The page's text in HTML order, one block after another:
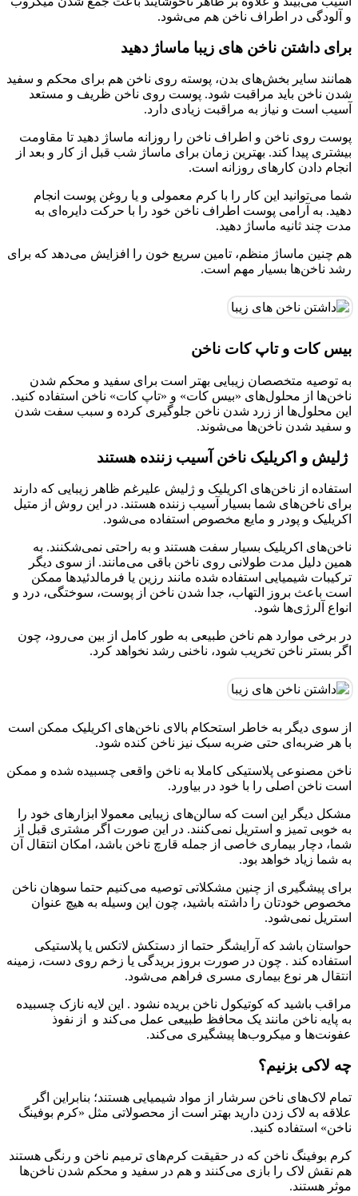
و آلودگی در اطراف ناخن هم می‌شود.
برای داشتن ناخن های زیبا ماساژ دهید
همانند سایر بخش‌های بدن، پوسته روی ناخن هم برای محکم و سفید
شدن ناخن باید مراقبت شود. پوست روی ناخن ظریف و مستعد
آسیب است و نیاز به مراقبت زیادی دارد.
پوست روی ناخن و اطراف ناخن را روزانه ماساژ دهید تا مقاومت
بیشتری پیدا کند. بهترین زمان برای ماساژ شب قبل از کار و بعد از
انجام دادن کارهای روزانه است.
شما می‌توانید این کار را با کرم معمولی و یا روغن پوست انجام
دهید. به آرامی پوست اطراف ناخن خود را با حرکت دایره‌ای به
مدت چند ثانیه ماساژ دهید.
هم چنین ماساژ منظم، تامین سریع خون را افزایش می‌دهد که برای
رشد ناخن‌ها بسیار مهم است.
بیس کات و تاپ کات ناخن
به توصیه متخصصان زیبایی بهتر است برای سفید و محکم شدن
ناخن‌ها از محلول‌های «بیس کات» و «تاپ کات» ناخن استفاده کنید.
این محلول‌ها از زرد شدن ناخن جلوگیری کرده و سبب سفت شدن
و سفید شدن ناخن‌ها می‌شوند.
ژلیش و اکریلیک ناخن آسیب زننده هستند
استفاده از ناخن‌های اکریلیک و ژلیش علیرغم ظاهر زیبایی که دارند
برای ناخن‌های شما بسیار آسیب زننده هستند. در این روش از متیل
اکریلیک و پودر و مایع مخصوص استفاده می‌شود.
ناخن‌های اکریلیک بسیار سفت هستند و به راحتی نمی‌شکنند. به
همین دلیل مدت طولانی روی ناخن باقی می‌مانند. از سوی دیگر
ترکیبات شیمیایی استفاده شده مانند رزین یا فرمالدئیدها ممکن
است باعث بروز التهاب، جدا شدن ناخن از پوست، سوختگی، درد و
انواع آلرژی‌ها شود.
در برخی موارد هم ناخن طبیعی به طور کامل از بین می‌رود، چون
اگر بستر ناخن تخریب شود، ناخنی رشد نخواهد کرد.
از سوی دیگر به خاطر استحکام بالای ناخن‌های اکریلیک ممکن است
با هر ضربه‌ای حتی ضربه سبک نیز ناخن کنده شود.
ناخن مصنوعی پلاستیکی کاملا به ناخن واقعی چسبیده شده و ممکن
است ناخن اصلی را با خود در بیاورد.
مشکل دیگر این است که سالن‌های زیبایی معمولا ابزارهای خود را
به خوبی تمیز و استریل نمی‌کنند. در این صورت اگر مشتری قبل از
شما، دچار بیماری خاصی از جمله قارچ ناخن باشد، امکان انتقال آن
به شما زیاد خواهد بود.
برای پیشگیری از چنین مشکلاتی توصیه می‌کنیم حتما سوهان ناخن
مخصوص خودتان را داشته باشید، چون این وسیله به هیچ عنوان
استریل نمی‌شود.
حواستان باشد که آرایشگر حتما از دستکش لاتکس یا پلاستیکی
استفاده کند . چون در صورت بروز بریدگی یا زخم روی دست، زمینه
انتقال هر نوع بیماری مسری فراهم می‌شود.
مراقب باشید که کوتیکول ناخن بریده نشود . این لایه نازک چسبیده
به پایه ناخن مانند یک محافظ طبیعی عمل می‌کند و از نفوذ
عفونت‌ها و میکروب‌ها پیشگیری می‌کند.
چه لاکی بزنیم؟
تمام لاک‌های ناخن سرشار از مواد شیمیایی هستند؛ بنابراین اگر
علاقه به لاک زدن دارید بهتر است از محصولاتی مثل «کرم بوفینگ
ناخن» استفاده کنید.
کرم بوفینگ ناخن که در حقیقت کرم‌های ترمیم ناخن و رنگی هستند
هم نقش لاک را بازی می‌کنند و هم در سفید و محکم شدن ناخن‌ها
موثر هستند.